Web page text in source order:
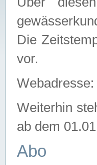
Die
vor.
Webadresse:
Weiterhin
ab dem
Abo